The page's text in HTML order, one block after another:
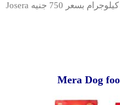
جوزيرا دراي فود أكتيف 20 كيلوجرام بسعر 750 جنيه Josera